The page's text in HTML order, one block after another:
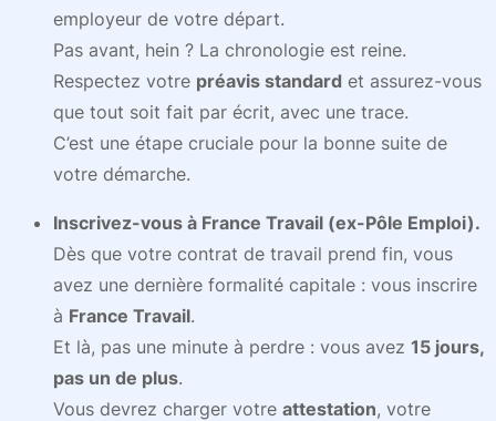
employeur de votre départ.
Pas avant, hein ? La chronologie est reine.
Respectez votre préavis standard et assurez-vous
que tout soit fait par écrit, avec une trace.
C’est une étape cruciale pour la bonne suite de
votre démarche.
Inscrivez-vous à France Travail (ex-Pôle Emploi).
Dès que votre contrat de travail prend fin, vous
avez une dernière formalité capitale : vous inscrire
à France Travail.
Et là, pas une minute à perdre : vous avez 15 jours,
pas un de plus.
Vous devrez charger votre attestation, votre